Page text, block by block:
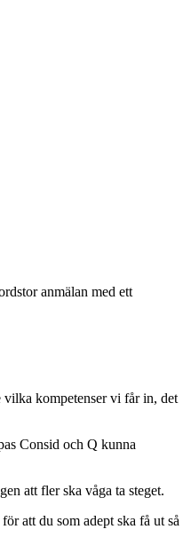
anmälan med ett
vilka kompetenser vi får in, det
Consid och Q kunna
att fler ska våga ta steget.
att du som adept ska få ut så